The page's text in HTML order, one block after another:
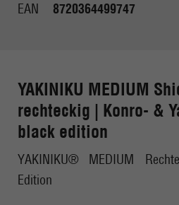
EAN
8720364499747
YAKINIKU MEDIUM
rechteckig | Konro- &
black edition
YAKINIKU® MEDIUM
Edition